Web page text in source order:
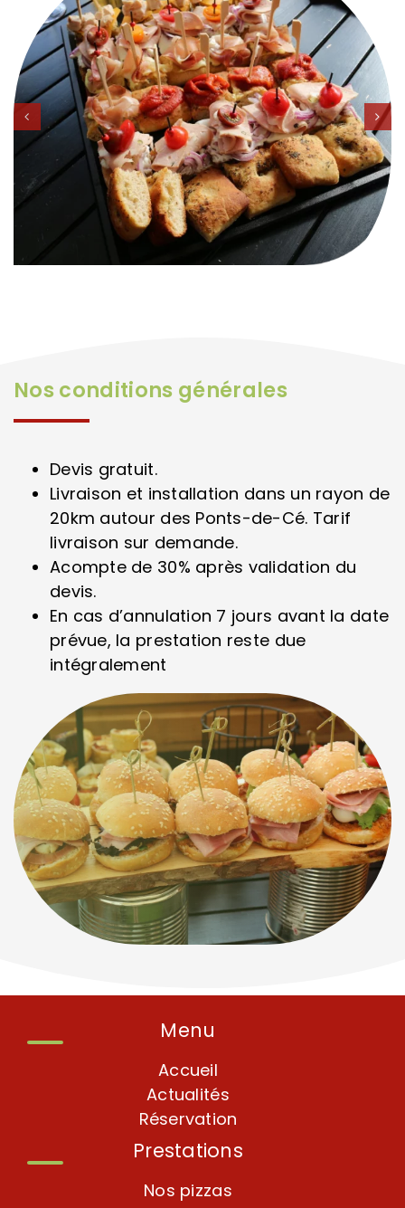
Nos conditions générales
Devis gratuit.
Livraison et installation dans un rayon de
20km autour des Ponts-de-Cé. Tarif
livraison sur demande.
Acompte de 30% après validation du
devis.
En cas d’annulation 7 jours avant la date
prévue, la prestation reste due
intégralement
Menu
Accueil
Actualités
Réservation
Prestations
Nos pizzas